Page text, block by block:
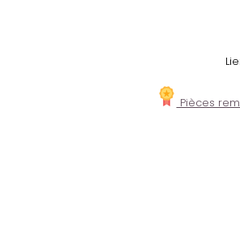
Pièces